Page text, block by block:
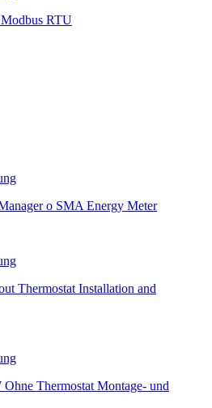
RTU
o SMA Energy Meter
Thermostat Installation and
Thermostat Montage- und